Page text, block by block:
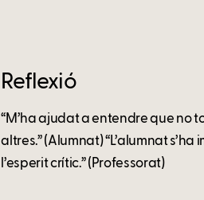
Reflexió
“M’ha ajudat a entendre que no
altres.” (Alumnat) “L’alumnat
l’esperit crític.” (Professorat)